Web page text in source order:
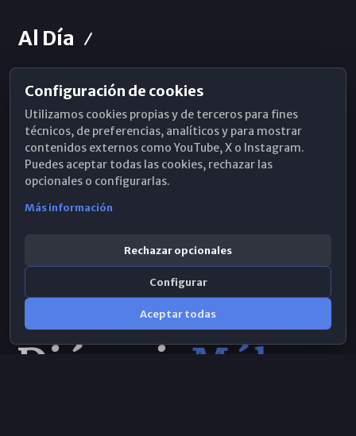
Al Día
Horarios de Misa
Hemeroteca
WhatsApp
Configuración de cookies
Utilizamos cookies propias y de terceros para fines
técnicos, de preferencias, analíticos y para mostrar
contenidos externos como YouTube, X o Instagram.
Puedes aceptar todas las cookies, rechazar las
opcionales o configurarlas.
Más información
Rechazar opcionales
Configurar
Aceptar todas